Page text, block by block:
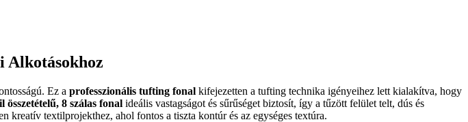
Alkotásokhoz
Ez a professzionális tufting fonal kifejezetten a tufting technika igényeihez lett kialakítva, hogy
összetételű, 8 szálas fonal ideális vastagságot és sűrűséget biztosít, így a tűzött felület telt, dús és
kreatív textilprojekthez, ahol fontos a tiszta kontúr és az egységes textúra.